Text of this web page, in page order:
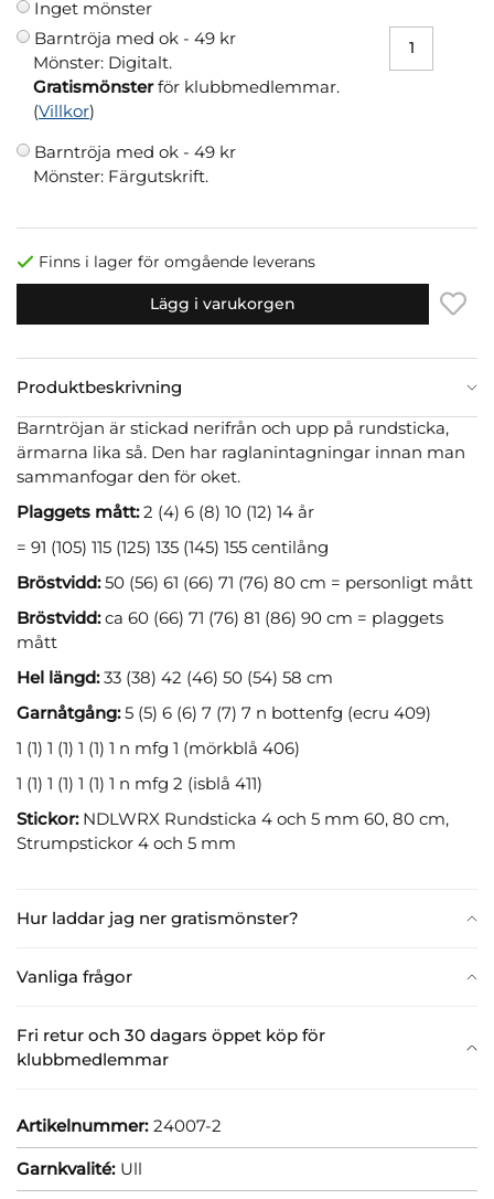
Inget mönster
Barntröja med ok - 49 kr
Mönster: Digitalt.
Gratismönsterför klubbmedlemmar.
(Villkor)
Barntröja med ok - 49 kr
Mönster: Färgutskrift.
Finns i lager för omgående leverans
Lägg i varukorgen
Produktbeskrivning
Hur laddar jag ner gratismönster?
Vanliga frågor
Fri retur och 30 dagars öppet köp för
klubbmedlemmar
Barntröjan är stickad nerifrån och upp på rundsticka,
ärmarna lika så. Den har raglanintagningar innan man
sammanfogar den för oket.
Plaggets mått:2 (4) 6 (8) 10 (12) 14 år
= 91 (105) 115 (125) 135 (145) 155 centilång
Bröstvidd:50 (56) 61 (66) 71 (76) 80 cm = personligt mått
Bröstvidd:ca 60 (66) 71 (76) 81 (86) 90 cm = plaggets
mått
Hel längd:33 (38) 42 (46) 50 (54) 58 cm
Garnåtgång:5 (5) 6 (6) 7 (7) 7 n bottenfg (ecru 409)
1 (1) 1 (1) 1 (1) 1 n mfg 1 (mörkblå 406)
1 (1) 1 (1) 1 (1) 1 n mfg 2 (isblå 411)
Stickor:NDLWRX Rundsticka 4 och 5 mm 60, 80 cm,
Strumpstickor 4 och 5 mm
Artikelnummer: 24007-2
Garnkvalité: Ull